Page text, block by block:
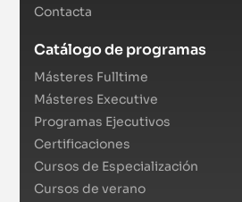
Contacta
Catálogo de programas
Másteres Fulltime
Másteres Executive
Programas Ejecutivos
Certificaciones
Cursos de Especialización
Cursos de verano